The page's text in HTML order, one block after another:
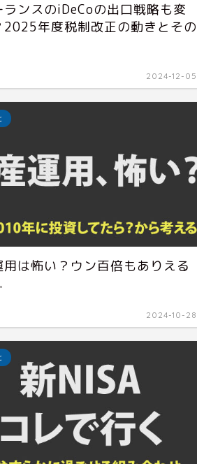
ランスのiDeCoの出口戦略も変
2025年度税制改正の動きとその
2024-12-05
用は怖い？ウン百倍もありえる
2024-10-28